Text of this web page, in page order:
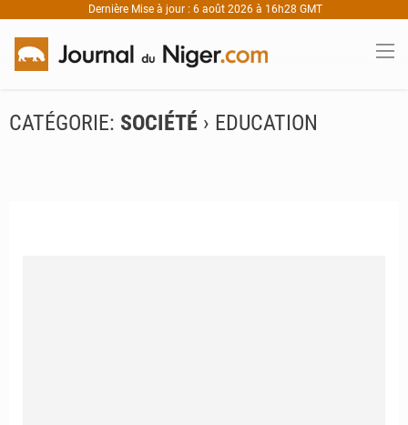
Dernière Mise à jour : 6 août 2026 à 16h28 GMT
CATÉGORIE: SOCIÉTÉ › EDUCATION